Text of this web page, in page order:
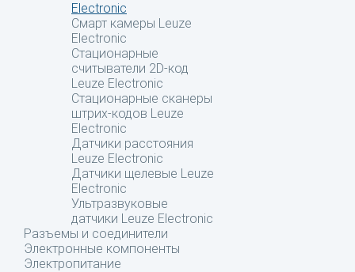
Electronic
Смарт камеры Leuze
Electronic
Стационарные
считыватели 2D-код
Leuze Electronic
Стационарные сканеры
штрих-кодов Leuze
Electronic
Датчики расстояния
Leuze Electronic
Датчики щелевые Leuze
Electronic
Ультразвуковые
датчики Leuze Electronic
Разъемы и соединители
Электронные компоненты
Электропитание